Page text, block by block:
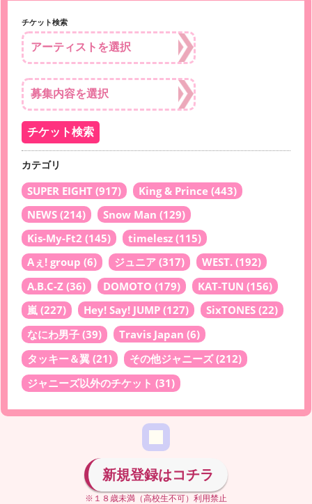
チケット検索
カテゴリ
SUPER EIGHT (917) King & Prince (443)
NEWS (214) Snow Man (129)
Kis-My-Ft2 (145) timelesz (115)
Aぇ! group (6) ジュニア (317) WEST. (192)
A.B.C-Z (36) DOMOTO (179) KAT-TUN (156)
嵐 (227) Hey! Say! JUMP (127) SixTONES (22)
なにわ男子 (39) Travis Japan (6)
タッキー＆翼 (21) その他ジャニーズ(212)
ジャニーズ以外のチケット (31)
新規登録はコチラ
※１８歳未満（高校生不可）利用禁止